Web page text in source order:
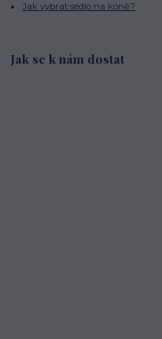
Jak vybrat sedlo na koně?
Jak se k nám dostat